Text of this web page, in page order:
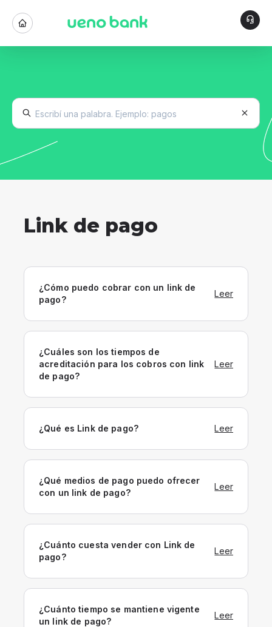
Link de pago
¿Cómo puedo cobrar con un link de
pago?
Leer
¿Cuáles son los tiempos de
acreditación para los cobros con link
de pago?
Leer
¿Qué es Link de pago? Leer
¿Qué medios de pago puedo ofrecer
con un link de pago?
Leer
¿Cuánto cuesta vender con Link de
pago?
Leer
¿Cuánto tiempo se mantiene vigente
un link de pago?
Leer